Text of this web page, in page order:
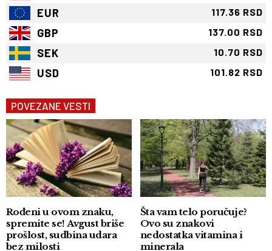
EUR 117.36 RSD
GBP 137.00 RSD
SEK 10.70 RSD
USD 101.82 RSD
POVEZANE VESTI
Rođeni u ovom znaku,
spremite se! Avgust briše
prošlost, sudbina udara
bez milosti
Šta vam telo poručuje?
Ovo su znakovi
nedostatka vitamina i
minerala